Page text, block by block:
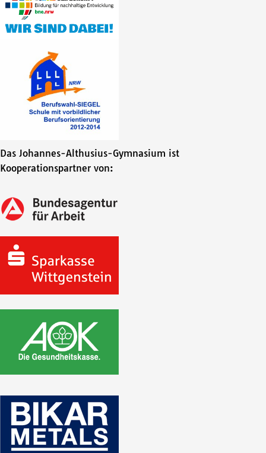
Das Johannes-Althusius-Gymnasium ist
Kooperationspartner von: